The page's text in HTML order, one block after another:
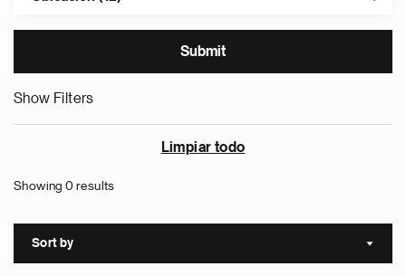
Show Filters
Limpiar todo
Showing 0 results
Sort by Sort